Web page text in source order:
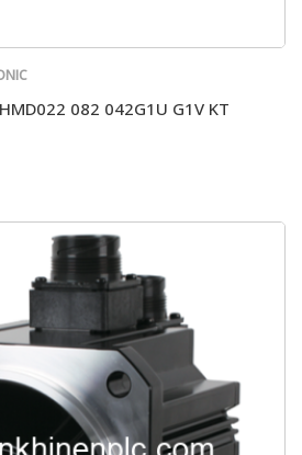
082 042G1U G1V KT